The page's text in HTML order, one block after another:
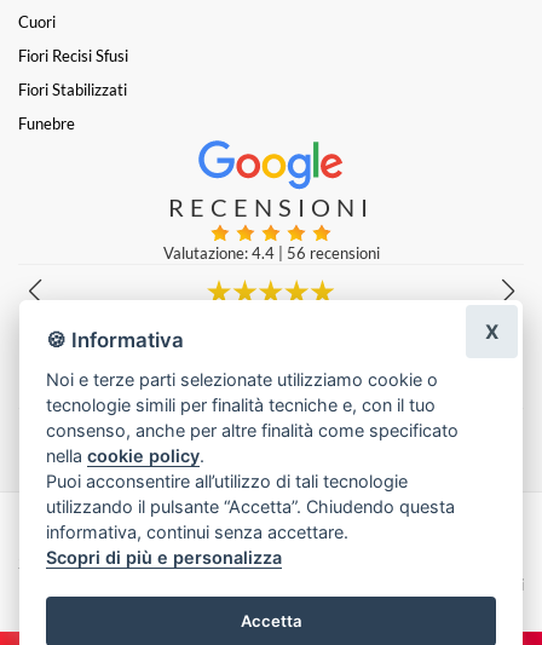
Cuori
Fiori Recisi Sfusi
Fiori Stabilizzati
Funebre
RECENSIONI
Valutazione: 4.4| 56 recensioni
Tiziano Maffei
Lascia una recensione
Made with byInfoser.it- Realizzazione Siti ecommerce per Fioristi
2026
Termini e Condizioni
🍪 Informativa
Noi e terze parti selezionate utilizziamo cookie o
tecnologie simili per finalità tecniche e, con il tuo
consenso, anche per altre finalità come specificato
nellacookie policy.
Puoi acconsentire all’utilizzo di tali tecnologie
utilizzando il pulsante “Accetta”. Chiudendo questa
informativa, continui senza accettare.
Scopri di più e personalizza
Accetta
X